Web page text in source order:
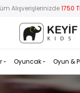
Alışverişlerinizde1750
Oyuncak Oyun &